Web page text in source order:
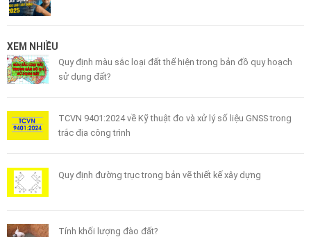
XEM NHIỀU
Quy định màu sắc loại đất thể hiện trong bản đồ quy hoạch
sử dụng đất?
TCVN 9401:2024 về Kỹ thuật đo và xử lý số liệu GNSS trong
trắc địa công trình
Quy định đường trục trong bản vẽ thiết kế xây dựng
Tính khối lượng đào đất?